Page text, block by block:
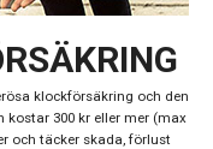
klockförsäkring och den
300 kr eller mer (max
och täcker skada, förlust